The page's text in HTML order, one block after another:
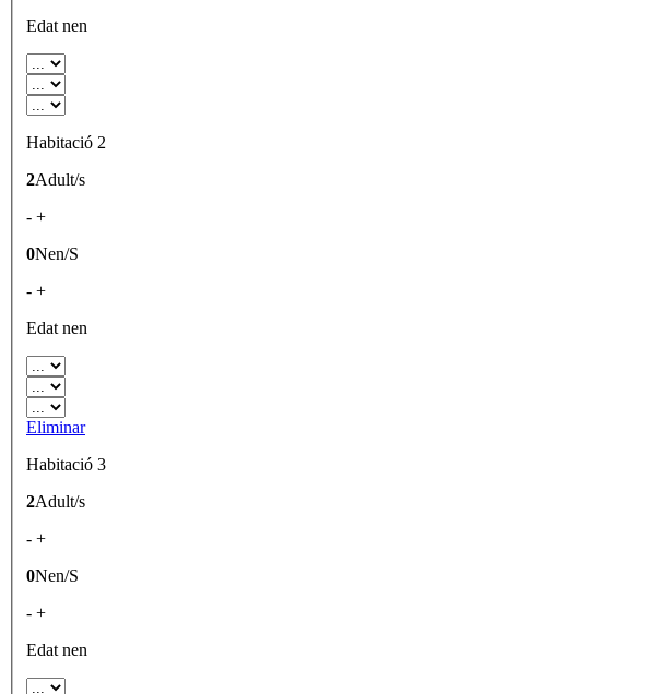
Edat nen
Habitació 2
2Adult/s
- +
0Nen/S
- +
Edat nen
Eliminar
Habitació 3
2Adult/s
- +
0Nen/S
- +
Edat nen